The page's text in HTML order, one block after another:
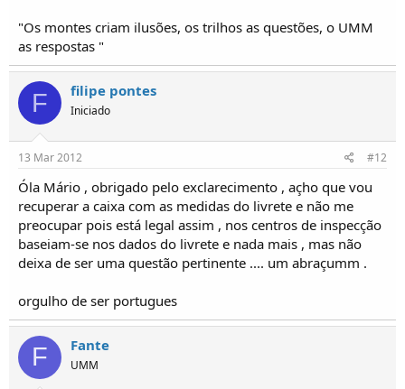
"Os montes criam ilusões, os trilhos as questões, o UMM
as respostas "
F filipe pontes
Iniciado
13 Mar 2012 #12
Óla Mário , obrigado pelo exclarecimento , açho que vou
recuperar a caixa com as medidas do livrete e não me
preocupar pois está legal assim , nos centros de inspecção
baseiam-se nos dados do livrete e nada mais , mas não
deixa de ser uma questão pertinente .... um abraçumm .
orgulho de ser portugues
F Fante
UMM